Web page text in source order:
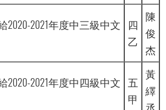
2021年度中三級中文 四
乙
陳
俊
杰
2021年度中四級中文 五
甲
黃
繹